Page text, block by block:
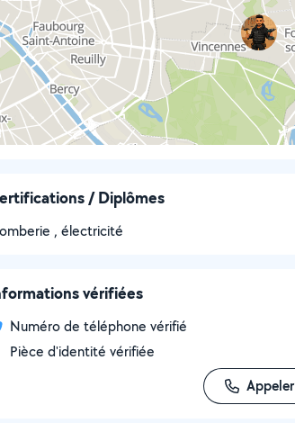
/ Diplômes
, électricité
vérifiées
Numéro de téléphone vérifié
Pièce d'identité vérifiée
Appeler